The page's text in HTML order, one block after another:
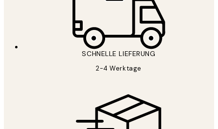
SCHNELLE LIEFERUNG
2-4 Werktage